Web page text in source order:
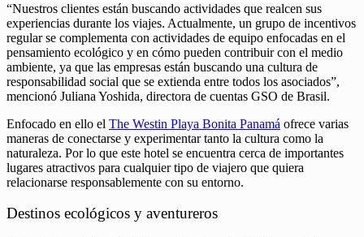
“Nuestros clientes están buscando actividades que realcen sus
experiencias durante los viajes. Actualmente, un grupo de incentivos
regular se complementa con actividades de equipo enfocadas en el
pensamiento ecológico y en cómo pueden contribuir con el medio
ambiente, ya que las empresas están buscando una cultura de
responsabilidad social que se extienda entre todos los asociados”,
mencionó Juliana Yoshida, directora de cuentas GSO de Brasil.
Enfocado en ello el The Westin Playa Bonita Panamá ofrece varias
maneras de conectarse y experimentar tanto la cultura como la
naturaleza. Por lo que este hotel se encuentra cerca de importantes
lugares atractivos para cualquier tipo de viajero que quiera
relacionarse responsablemente con su entorno.
Destinos ecológicos y aventureros